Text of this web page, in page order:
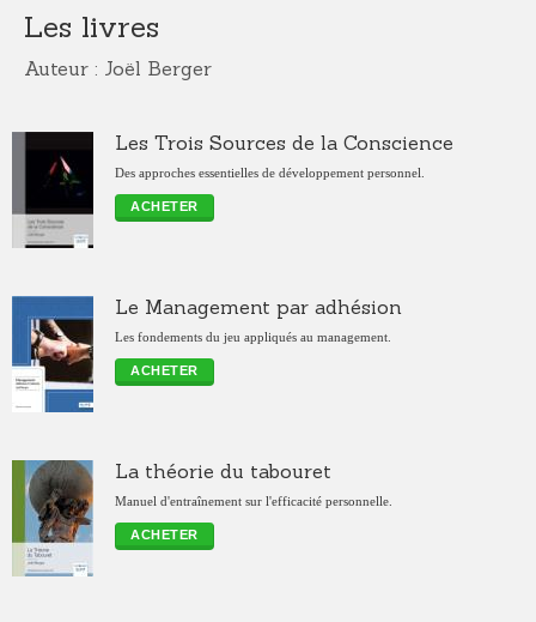
Les livres
Auteur : Joël Berger
Les Trois Sources de la Conscience
Des approches essentielles de développement personnel.
ACHETER
Le Management par adhésion
Les fondements du jeu appliqués au management.
ACHETER
La théorie du tabouret
Manuel d'entraînement sur l'efficacité personnelle.
ACHETER